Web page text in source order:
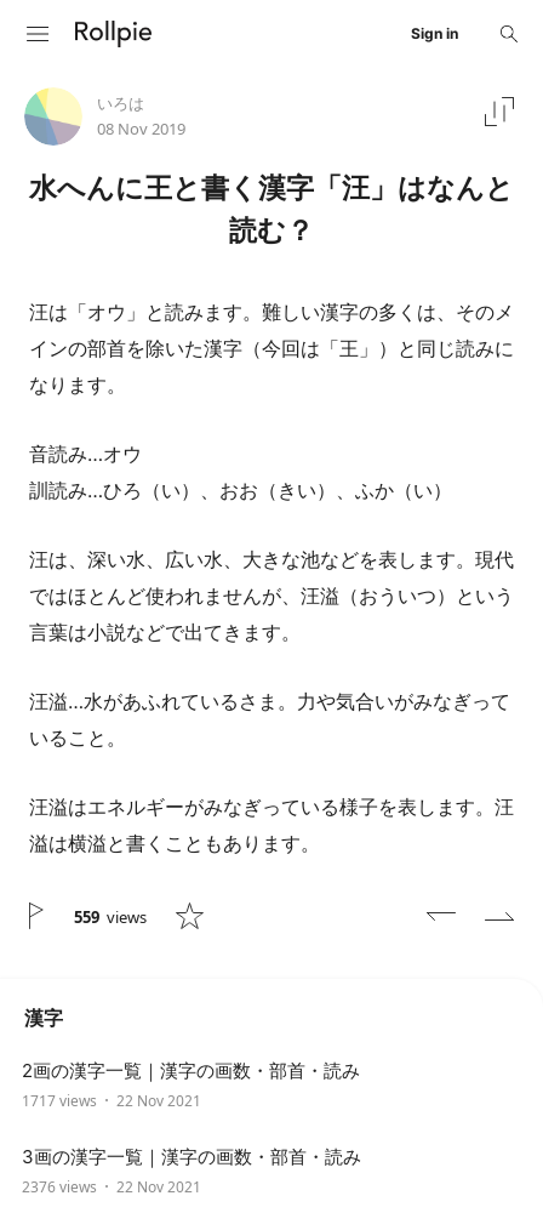
Sign in
いろは
08 Nov 2019
水へんに王と書く漢字「汪」はなんと
読む？
汪は「オウ」と読みます。難しい漢字の多くは、そのメ
インの部首を除いた漢字（今回は「王」）と同じ読みに
なります。
音読み…オウ
訓読み…ひろ（い）、おお（きい）、ふか（い）
汪は、深い水、広い水、大きな池などを表します。現代
ではほとんど使われませんが、汪溢（おういつ）という
言葉は小説などで出てきます。
汪溢…水があふれているさま。力や気合いがみなぎって
いること。
汪溢はエネルギーがみなぎっている様子を表します。汪
溢は横溢と書くこともあります。
559 views
漢字
2画の漢字一覧｜漢字の画数・部首・読み
1717 views 22 Nov 2021
3画の漢字一覧｜漢字の画数・部首・読み
2376 views 22 Nov 2021